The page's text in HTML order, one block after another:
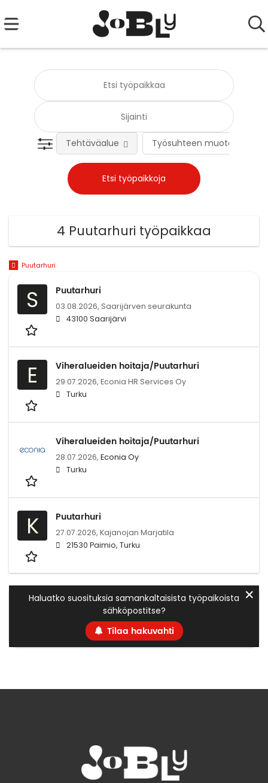
Työsuhteen muoto
Tehtäväalue
4 Puutarhuri työpaikkaa
Puutarhuri
S Puutarhuri
03.08.2026, Saarijärven seurakunta
43100 Saarijärvi
E Viheralueiden hoitaja/Puutarhuri
29.07.2026, Econia HR Services Oy
Turku
Viheralueiden hoitaja/Puutarhuri
28.07.2026, Econia Oy
Turku
K Puutarhuri
27.07.2026, Kajanojan Marjatila
21530 Paimio, Turku
Haluatko suosituksia samankaltaisista työpaikoista
sähköpostitse?
Tilaa hakuvahti
✕